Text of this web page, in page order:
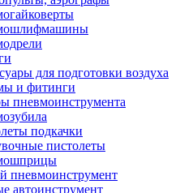
для подготовки воздуха
и фитинги
пневмоинструмента
подкачки
пистолеты
пневмоинструмент
автоинструмент